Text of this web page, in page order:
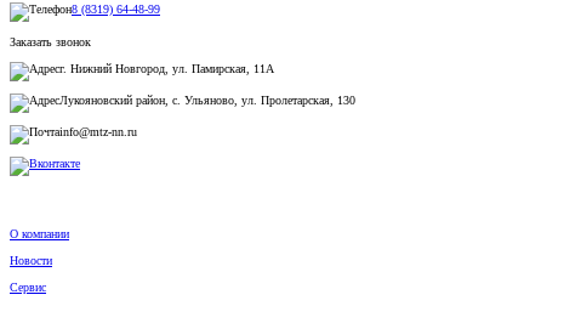
8 (8319) 64-48-99
Заказать звонок
г. Нижний Новгород, ул. Памирская, 11А
Лукояновский район, с. Ульяново, ул. Пролетарская, 130
info@mtz-nn.ru
О компании
Новости
Сервис